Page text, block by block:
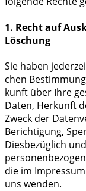
1. Recht auf
Löschung
Sie haben
chen
kunft über Ihre
Daten, Her­kunft
Zweck der
Berich­ti­gung,
Dies­be­züg­lich
die im
uns wenden.